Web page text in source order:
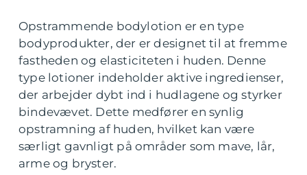
Opstrammende bodylotion er en type
bodyprodukter, der er designet til at fremme
fastheden og elasticiteten i huden. Denne
type lotioner indeholder aktive ingredienser,
der arbejder dybt ind i hudlagene og styrker
bindevævet. Dette medfører en synlig
opstramning af huden, hvilket kan være
særligt gavnligt på områder som mave, lår,
arme og bryster.